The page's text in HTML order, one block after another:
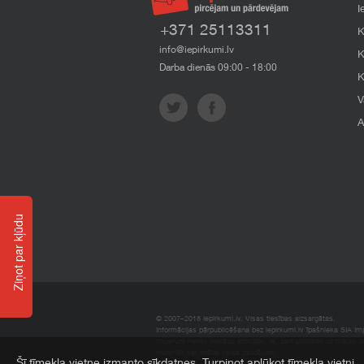
+371 25113311
info@iepirkumi.lv
Darba dienās 09:00 - 18:00
© 2007–2018 Iepirkumi.lv. Visas tiesības aizsargātas.
Informācijas pārpublicēšana bez iepirkumi.lv īpašnieka SIA
Ziņot par kļūdu